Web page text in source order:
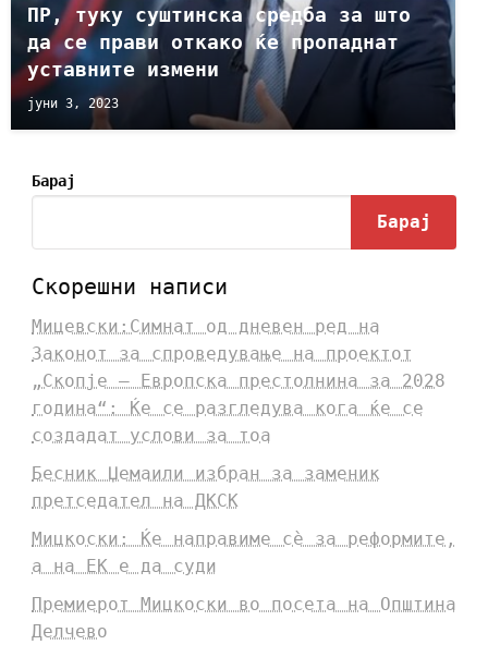
ПР, туку суштинска средба за што
да се прави откако ќе пропаднат
уставните измени
јуни 3, 2023
Барај
Барај
Скорешни написи
Мицевски:Симнат од дневен ред на
Законот за спроведување на проектот
„Скопје – Европска престолнина за 2028
година“: Ќе се разгледува кога ќе се
создадат услови за тоа
Бесник Џемаили избран за заменик
претседател на ДКСК
Мицкоски: Ќе направиме сè за реформите,
а на ЕК е да суди
Премиерот Мицкоски во посета на Општина
Делчево